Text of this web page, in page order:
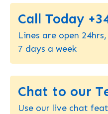
Call Today
Lines are open 24hrs,
7 days a week
Chat to our
Use our live chat